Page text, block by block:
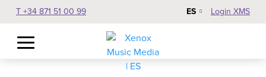
T +34 871 51 00 99 ES Login XMS